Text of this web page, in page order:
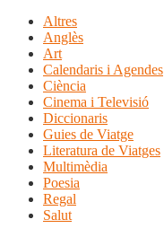
Altres
Anglès
Art
Calendaris i Agendes
Ciència
Cinema i Televisió
Diccionaris
Guies de Viatge
Literatura de Viatges
Multimèdia
Poesia
Regal
Salut